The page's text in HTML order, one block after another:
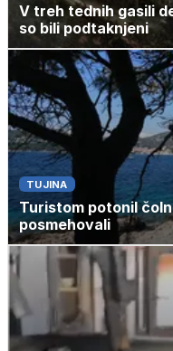
V treh tednih gasili
so bili podtaknjeni
TUJINA
Turistom potonil
posmehovali